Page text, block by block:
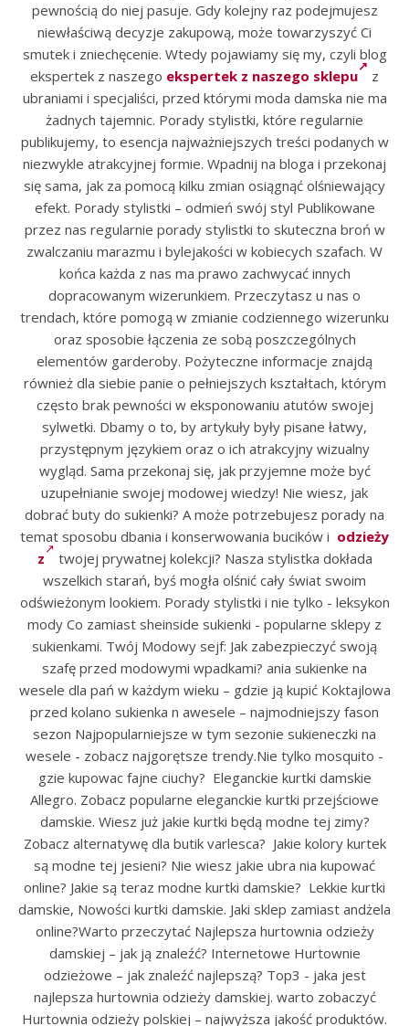
pewnością do niej pasuje. Gdy kolejny raz podejmujesz
niewłaściwą decyzje zakupową, może towarzyszyć Ci
smutek i zniechęcenie. Wtedy pojawiamy się my, czyli blog
ekspertek z naszego ekspertek z naszego sklepu
z
ubraniami i specjaliści, przed którymi moda damska nie ma
żadnych tajemnic. Porady stylistki, które regularnie
publikujemy, to esencja najważniejszych treści podanych w
niezwykle atrakcyjnej formie. Wpadnij na bloga i przekonaj
się sama, jak za pomocą kilku zmian osiągnąć olśniewający
efekt. Porady stylistki – odmień swój styl Publikowane
przez nas regularnie porady stylistki to skuteczna broń w
zwalczaniu marazmu i bylejakości w kobiecych szafach. W
końca każda z nas ma prawo zachwycać innych
dopracowanym wizerunkiem. Przeczytasz u nas o
trendach, które pomogą w zmianie codziennego wizerunku
oraz sposobie łączenia ze sobą poszczególnych
elementów garderoby. Pożyteczne informacje znajdą
również dla siebie panie o pełniejszych kształtach, którym
często brak pewności w eksponowaniu atutów swojej
sylwetki. Dbamy o to, by artykuły były pisane łatwy,
przystępnym językiem oraz o ich atrakcyjny wizualny
wygląd. Sama przekonaj się, jak przyjemne może być
uzupełnianie swojej modowej wiedzy! Nie wiesz, jak
dobrać buty do sukienki? A może potrzebujesz porady na
temat sposobu dbania i konserwowania bucików i odzieży
z
twojej prywatnej kolekcji? Nasza stylistka dokłada
wszelkich starań, byś mogła olśnić cały świat swoim
odświeżonym lookiem. Porady stylistki i nie tylko - leksykon
mody Co zamiast sheinside sukienki - popularne sklepy z
sukienkami. Twój Modowy sejf: Jak zabezpieczyć swoją
szafę przed modowymi wpadkami? ania sukienke na
wesele dla pań w każdym wieku – gdzie ją kupić Koktajlowa
przed kolano sukienka n awesele – najmodniejszy fason
sezon Najpopularniejsze w tym sezonie sukieneczki na
wesele - zobacz najgorętsze trendy.Nie tylko mosquito -
gzie kupowac fajne ciuchy? Eleganckie kurtki damskie
Allegro. Zobacz popularne eleganckie kurtki przejściowe
damskie. Wiesz już jakie kurtki będą modne tej zimy?
Zobacz alternatywę dla butik varlesca? Jakie kolory kurtek
są modne tej jesieni? Nie wiesz jakie ubra nia kupować
online? Jakie są teraz modne kurtki damskie? Lekkie kurtki
damskie, Nowości kurtki damskie. Jaki sklep zamiast andżela
online?Warto przeczytać Najlepsza hurtownia odzieży
damskiej – jak ją znaleźć? Internetowe Hurtownie
odzieżowe – jak znaleźć najlepszą? Top3 - jaka jest
najlepsza hurtownia odzieży damskiej. warto zobaczyć
Hurtownia odzieży polskiej – najwyższa jakość produktów.